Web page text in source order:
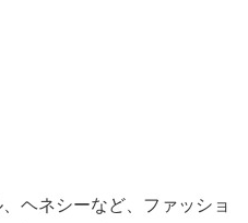
ヘネシーなど、ファッショ